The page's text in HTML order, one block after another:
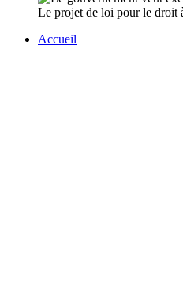
Le projet de loi pour le droit
Accueil